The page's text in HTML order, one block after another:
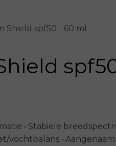
Shield spf50 - 60 ml
• Stabiele
vochtbalans •